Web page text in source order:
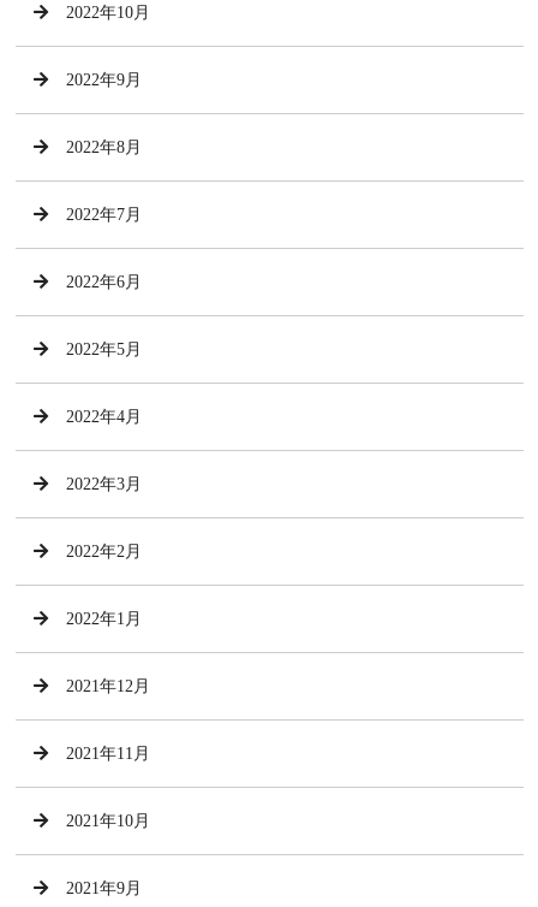
2022年10月
2022年9月
2022年8月
2022年7月
2022年6月
2022年5月
2022年4月
2022年3月
2022年2月
2022年1月
2021年12月
2021年11月
2021年10月
2021年9月